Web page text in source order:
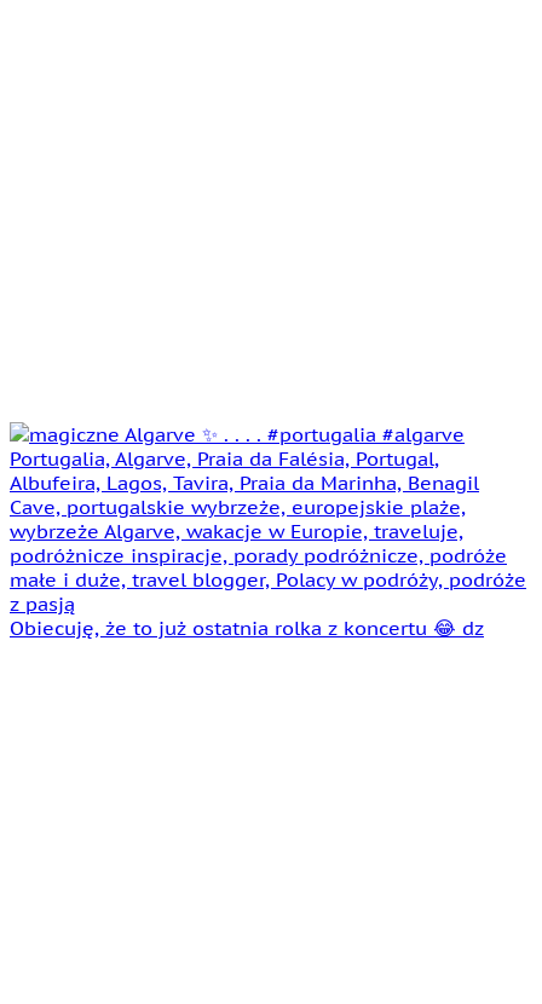
Obiecuję, że to już ostatnia rolka z koncertu 😂 dz